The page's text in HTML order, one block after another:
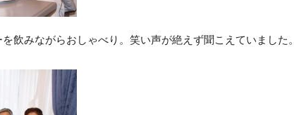
飲みながらおしゃべり。笑い声が絶えず聞こえていました。